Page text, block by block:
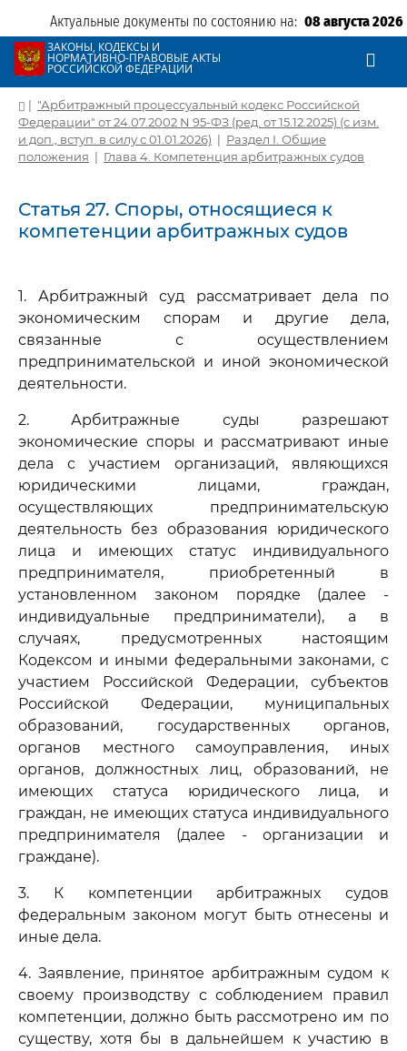
Актуальные документы по состоянию на: 08 августа 2026
ЗАКОНЫ, КОДЕКСЫ И
НОРМАТИВНО-ПРАВОВЫЕ АКТЫ
РОССИЙСКОЙ ФЕДЕРАЦИИ
| "Арбитражный процессуальный кодекс Российской
Федерации" от 24.07.2002 N 95-ФЗ (ред. от 15.12.2025) (с изм.
и доп., вступ. в силу с 01.01.2026) | Раздел I. Общие
положения | Глава 4. Компетенция арбитражных судов
Статья 27. Споры, относящиеся к
компетенции арбитражных судов
1. Арбитражный суд рассматривает дела по
экономическим спорам и другие дела,
связанные с осуществлением
предпринимательской и иной экономической
деятельности.
2. Арбитражные суды разрешают
экономические споры и рассматривают иные
дела с участием организаций, являющихся
юридическими лицами, граждан,
осуществляющих предпринимательскую
деятельность без образования юридического
лица и имеющих статус индивидуального
предпринимателя, приобретенный в
установленном законом порядке (далее -
индивидуальные предприниматели), а в
случаях, предусмотренных настоящим
Кодексом и иными федеральными законами, с
участием Российской Федерации, субъектов
Российской Федерации, муниципальных
образований, государственных органов,
органов местного самоуправления, иных
органов, должностных лиц, образований, не
имеющих статуса юридического лица, и
граждан, не имеющих статуса индивидуального
предпринимателя (далее - организации и
граждане).
3. К компетенции арбитражных судов
федеральным законом могут быть отнесены и
иные дела.
4. Заявление, принятое арбитражным судом к
своему производству с соблюдением правил
компетенции, должно быть рассмотрено им по
существу, хотя бы в дальнейшем к участию в